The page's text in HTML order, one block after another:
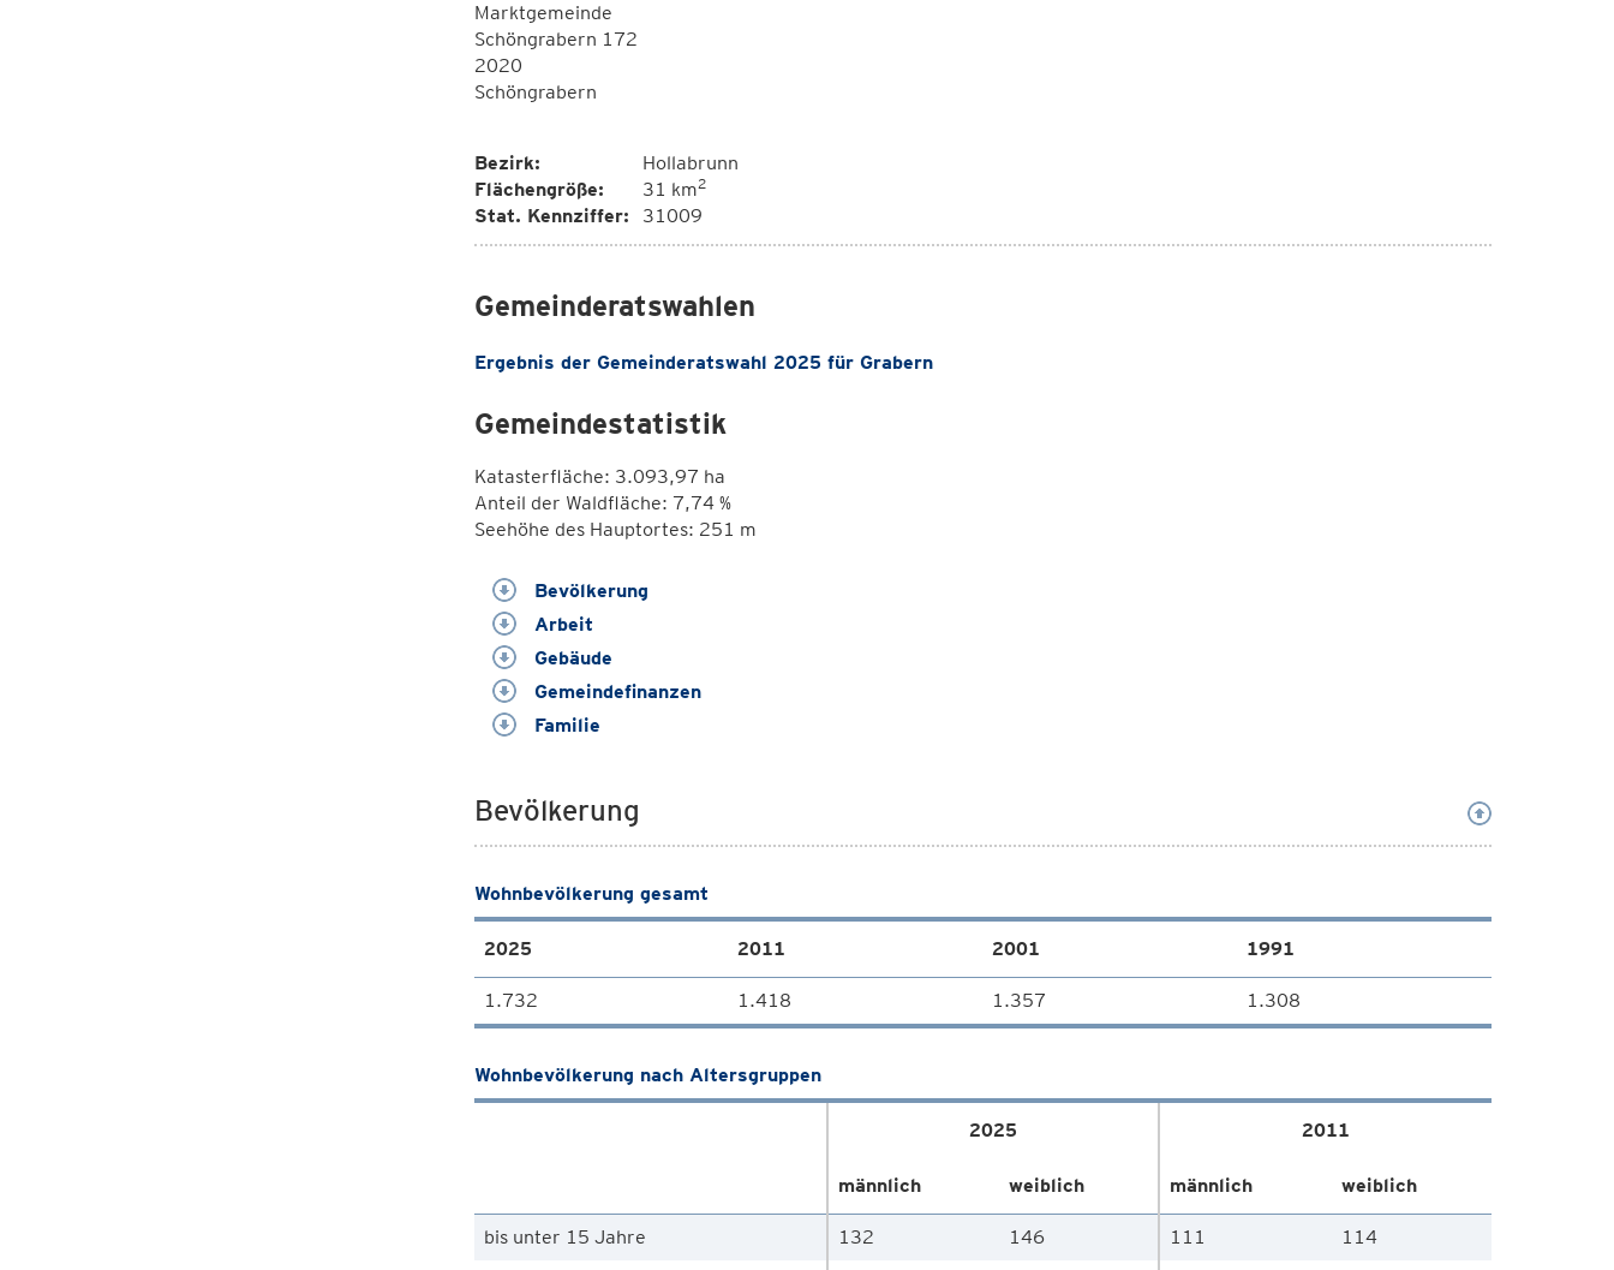
Marktgemeinde
Schöngrabern 172
2020
Schöngrabern
Bezirk:
Hollabrunn
Flächengröße:
31 km2
Stat. Kennziffer: 31009
Gemeinderatswahlen
Ergebnis der Gemeinderatswahl 2025 für Grabern
Gemeindestatistik
Katasterfläche: 3.093,97 ha
Anteil der Waldfläche: 7,74 %
Seehöhe des Hauptortes: 251 m
Bevölkerung
Arbeit
Gebäude
Gemeindefinanzen
Familie
Bevölkerung
Wohnbevölkerung gesamt
2025 2011 2001 1991
1.732 1.418 1.357 1.308
Wohnbevölkerung nach Altersgruppen
2025 2011
männlich weiblich männlich weiblich
bis unter 15 Jahre 132 146 111
114